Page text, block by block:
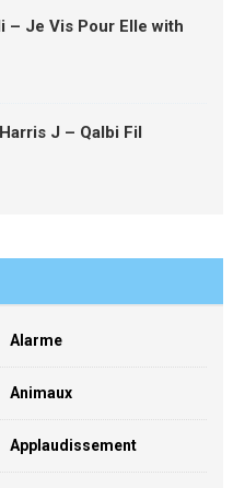
– Je Vis Pour Elle with
J – Qalbi Fil
Alarme
Animaux
Applaudissement